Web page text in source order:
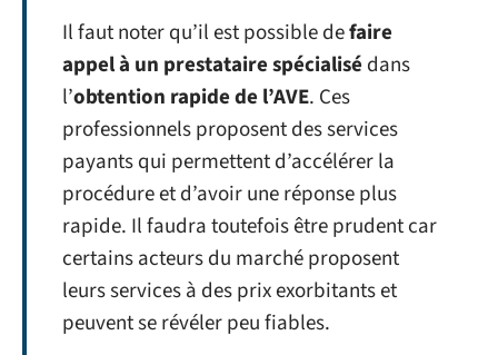
Il faut noter qu’il est possible defaire
appel à un prestataire spécialisé dans
l’obtention rapide de l’AVE. Ces
professionnels proposent des services
payants qui permettent d’accélérer la
procédure et d’avoir une réponse plus
rapide. Il faudra toutefois être prudent car
certains acteurs du marché proposent
leurs services à des prix exorbitants et
peuvent se révéler peu fiables.